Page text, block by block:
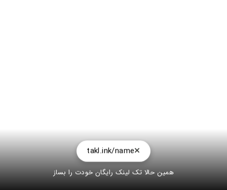
takl.ink/name
همین حالا تک لینک رایگان خودت را بساز